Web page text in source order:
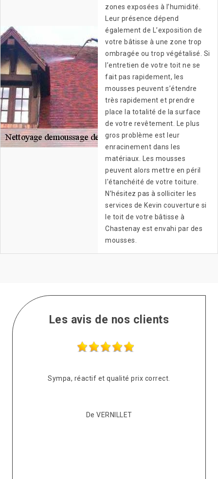
zones exposées à l’humidité.
Leur présence dépend
également de L’exposition de
votre bâtisse à une zone trop
ombragée ou trop végétalisé. Si
l’entretien de votre toit ne se
fait pas rapidement, les
mousses peuvent s’étendre
très rapidement et prendre
place la totalité de la surface
de votre revêtement. Le plus
gros problème est leur
enracinement dans les
matériaux. Les mousses
peuvent alors mettre en péril
l'étanchéité de votre toiture.
N’hésitez pas à solliciter les
services de Kevin couverture si
le toit de votre bâtisse à
Chastenay est envahi par des
mousses.
Les avis de nos clients
Sympa, réactif et qualité prix correct.
De VERNILLET